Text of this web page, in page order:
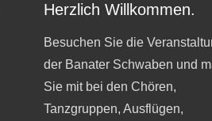
Herzlich Willkommen.
Besuchen Sie die
der Banater Schwaben und
Sie mit bei den Chören,
Tanzgruppen, Ausflügen,